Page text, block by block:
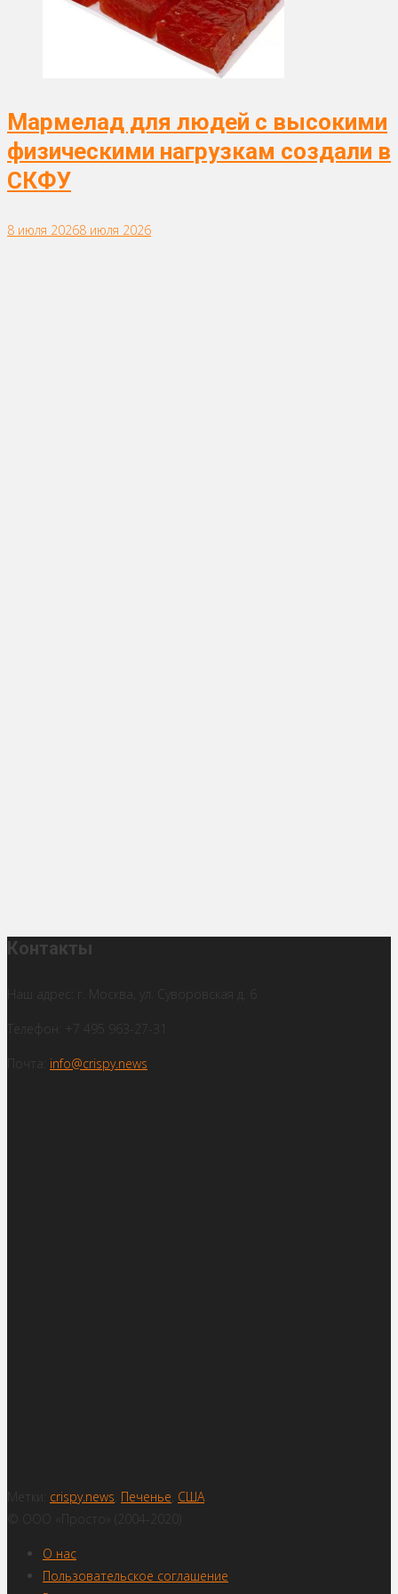
Мармелад для людей с высокими
физическими нагрузкам создали в
СКФУ
8 июля 20268 июля 2026
Контакты
Наш адрес: г. Москва, ул. Суворовская д. 6
Телефон: +7 495 963-27-31
Почта: info@crispy.news
Метки: crispy.news Печенье США
© ООО «Просто» (2004-2020)
О нас
Пользовательское соглашение